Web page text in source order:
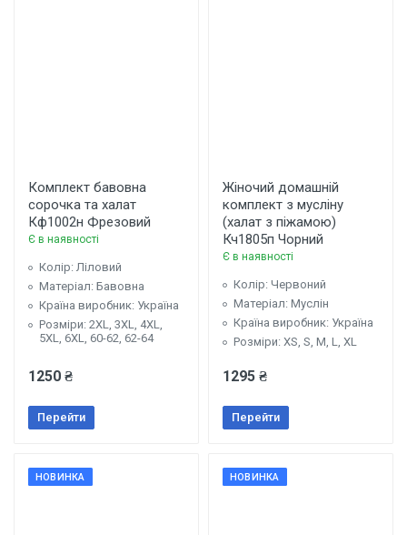
Комплект бавовна
сорочка та халат
Кф1002н Фрезовий
Є в наявності
Колір: Ліловий
Матеріал: Бавовна
Країна виробник: Україна
Розміри: 2XL, 3XL, 4XL,
5XL, 6XL, 60-62, 62-64
1250 ₴
Перейти
Жіночий домашній
комплект з мусліну
(халат з піжамою)
Кч1805п Чорний
Є в наявності
Колір: Червоний
Матеріал: Муслін
Країна виробник: Україна
Розміри: XS, S, M, L, XL
1295 ₴
Перейти
НОВИНКА НОВИНКА